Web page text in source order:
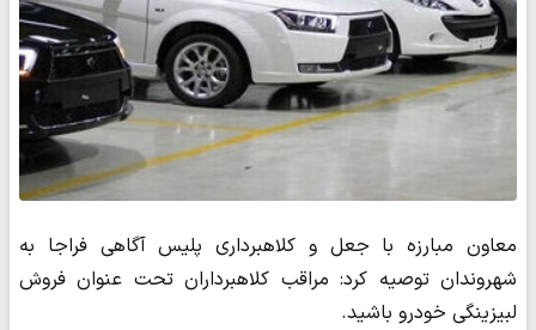
معاون مبارزه با جعل و کلاهبرداری پلیس آگاهی فراجا به
شهروندان توصیه کرد: مراقب کلاهبرداران تحت عنوان فروش
لبیزینگی خودرو باشید.